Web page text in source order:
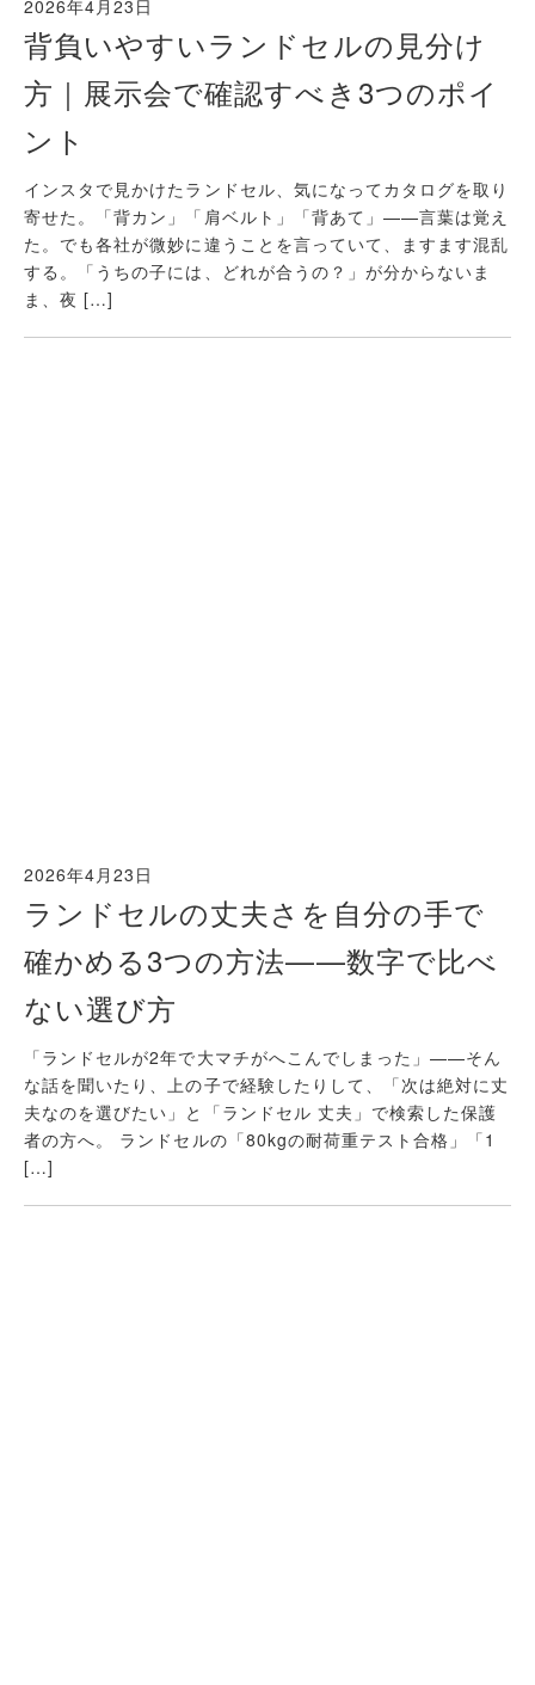
2026年4月23日
背負いやすいランドセルの見分け
方｜展示会で確認すべき3つのポイ
ント
インスタで見かけたランドセル、気になってカタログを取り
寄せた。「背カン」「肩ベルト」「背あて」——言葉は覚え
た。でも各社が微妙に違うことを言っていて、ますます混乱
する。「うちの子には、どれが合うの？」が分からないま
ま、夜 […]
2026年4月23日
ランドセルの丈夫さを自分の手で
確かめる3つの方法——数字で比べ
ない選び方
「ランドセルが2年で大マチがへこんでしまった」——そん
な話を聞いたり、上の子で経験したりして、「次は絶対に丈
夫なのを選びたい」と「ランドセル 丈夫」で検索した保護
者の方へ。 ランドセルの「80kgの耐荷重テスト合格」「1
[…]